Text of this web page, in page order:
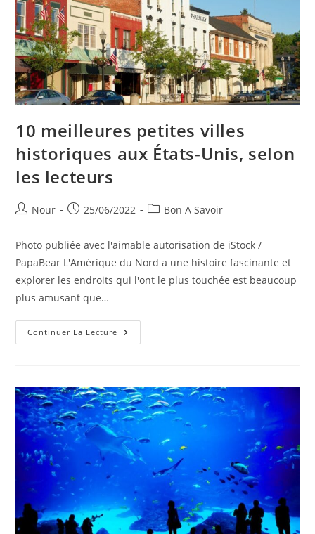
10 meilleures petites villes
historiques aux États-Unis, selon
les lecteurs
Auteur/autrice
la
publication :
Nour
Publication
25/06/2022
PostBon A Savoir
Photo publiée avec l'aimable autorisation de iStock /
PapaBear L'Amérique du Nord a une histoire fascinante et
explorer les endroits qui l'ont le plus touchée est beaucoup
plus amusant que…
Continuer La Lecture 10
Meilleures
États-
Unis,
Selon
Les
Lecteurs